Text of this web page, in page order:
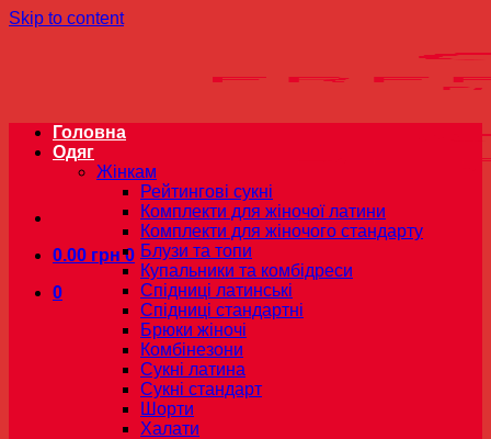
Skip to content
0.00 грн 0
0
Головна
Одяг
Жінкам
Рейтингові сукні
Комплекти для жіночої латини
Комплекти для жіночого стандарту
Блузи та топи
Купальники та комбідреси
Спідниці латинські
Спідниці стандартні
Брюки жіночі
Комбінезони
Сукні латина
Сукні стандарт
Шорти
Халати